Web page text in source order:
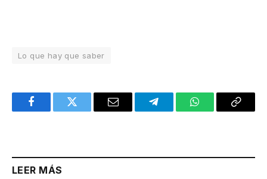
Lo que hay que saber
FacebookTwitter Email TelegramWhatsAppCopy
LEER MÁS